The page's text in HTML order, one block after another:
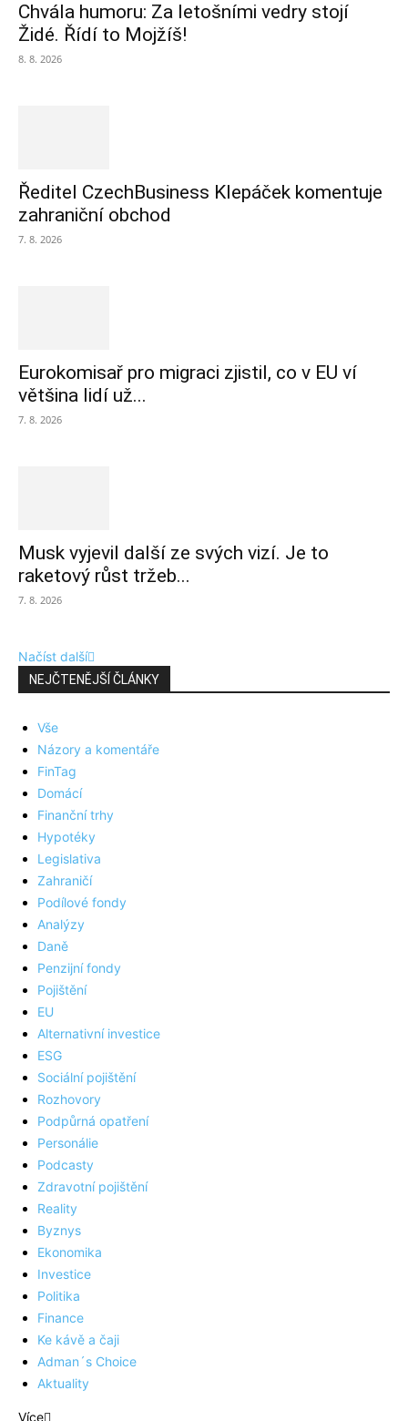
Chvála humoru: Za letošními vedry stojí
Židé. Řídí to Mojžíš!
8. 8. 2026
Ředitel CzechBusiness Klepáček komentuje
zahraniční obchod
7. 8. 2026
Eurokomisař pro migraci zjistil, co v EU ví
většina lidí už...
7. 8. 2026
Musk vyjevil další ze svých vizí. Je to
raketový růst tržeb...
7. 8. 2026
Načíst další
NEJČTENĚJŠÍ ČLÁNKY
Vše
Názory a komentáře
FinTag
Domácí
Finanční trhy
Hypotéky
Legislativa
Zahraničí
Podílové fondy
Analýzy
Daně
Penzijní fondy
Pojištění
EU
Alternativní investice
ESG
Sociální pojištění
Rozhovory
Podpůrná opatření
Personálie
Podcasty
Zdravotní pojištění
Reality
Byznys
Ekonomika
Investice
Politika
Finance
Ke kávě a čaji
Adman´s Choice
Aktuality
Více